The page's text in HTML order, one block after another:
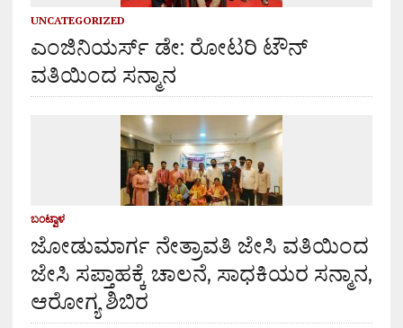
UNCATEGORIZED
ಎಂಜಿನಿಯರ್ಸ್ ಡೇ: ರೋಟರಿ ಟೌನ್
ವತಿಯಿಂದ ಸನ್ಮಾನ
ಬಂಟ್ವಾಳ
ಜೋಡುಮಾರ್ಗ ನೇತ್ರಾವತಿ ಜೇಸಿ ವತಿಯಿಂದ
ಜೇಸಿ ಸಪ್ತಾಹಕ್ಕೆ ಚಾಲನೆ, ಸಾಧಕಿಯರ ಸನ್ಮಾನ,
ಆರೋಗ್ಯ ಶಿಬಿರ